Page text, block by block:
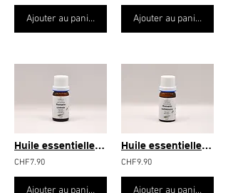
Ajouter au panier Ajouter au panier
Huile essentielle Romarin cinéole 10ml.
CHF7.90
Ajouter au panier
Huile essentielle Romarin verbénone 10ml.
CHF9.90
Ajouter au panier